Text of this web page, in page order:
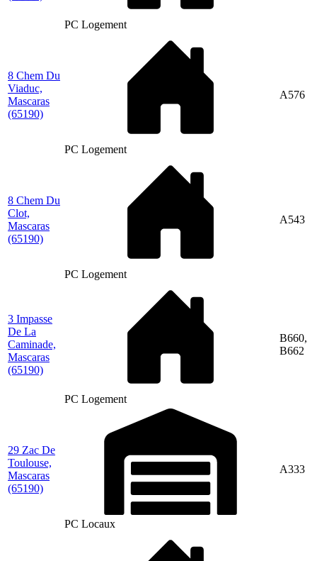
PC Logement
8 Chem Du
Viaduc,
Mascaras
(65190)
PC Logement
A576
8 Chem Du
Clot,
Mascaras
(65190)
PC Logement
A543
3 Impasse
De La
Caminade,
Mascaras
(65190)
PC Logement
B660,
B662
29 Zac De
Toulouse,
Mascaras
(65190)
PC Locaux
A333